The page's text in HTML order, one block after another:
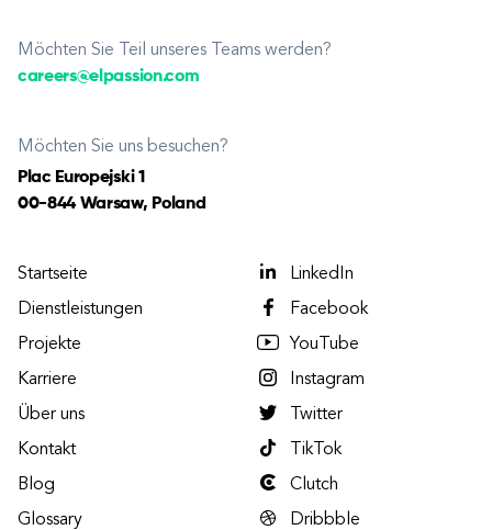
Möchten Sie Teil unseres Teams werden?
careers@elpassion.com
Möchten Sie uns besuchen?
Plac Europejski 1
00-844 Warsaw, Poland
Startseite
Dienstleistungen
Projekte
Karriere
Über uns
Kontakt
Blog
Glossary
LinkedIn
Facebook
YouTube
Instagram
Twitter
TikTok
Clutch
Dribbble